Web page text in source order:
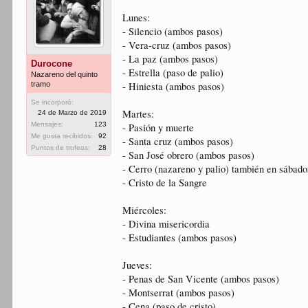
Durocone
Nazareno del quinto
tramo
Se incorporó:
24 de Marzo de 2019
Mensajes:
123
Me gusta recibidos:
92
Puntos de trofeos:
28
Lunes:
- Silencio (ambos pasos)
- Vera-cruz (ambos pasos)
- La paz (ambos pasos)
- Estrella (paso de palio)
- Hiniesta (ambos pasos)
Martes:
- Pasión y muerte
- Santa cruz (ambos pasos)
- San José obrero (ambos pasos)
- Cerro (nazareno y palio) también en
- Cristo de la Sangre
Miércoles:
- Divina misericordia
- Estudiantes (ambos pasos)
Jueves:
- Penas de San Vicente (ambos pasos)
- Montserrat (ambos pasos)